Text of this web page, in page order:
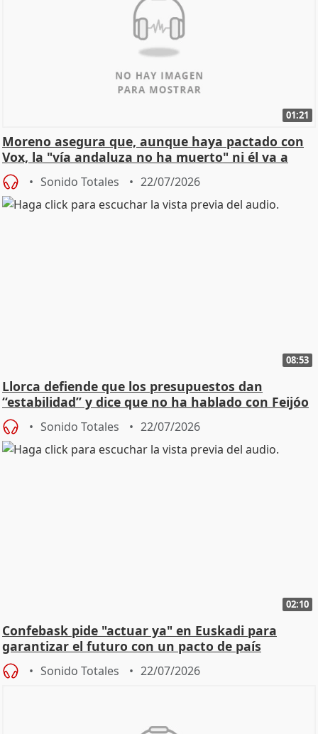
01:21
Moreno asegura que, aunque haya pactado con
Vox, la "vía andaluza no ha muerto" ni él va a
"cambiar"
Sonido Totales 22/07/2026
08:53
Llorca defiende que los presupuestos dan
“estabilidad” y dice que no ha hablado con Feijóo
Sonido Totales 22/07/2026
02:10
Confebask pide "actuar ya" en Euskadi para
garantizar el futuro con un pacto de país
Sonido Totales 22/07/2026